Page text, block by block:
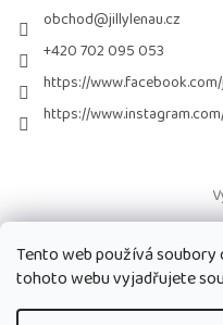
Tento web používá
tohoto webu vyjadřujete
obchod@jillylenau.cz
+420 702 095 053
https://
https://
Copyright 2026Paruky Jilly